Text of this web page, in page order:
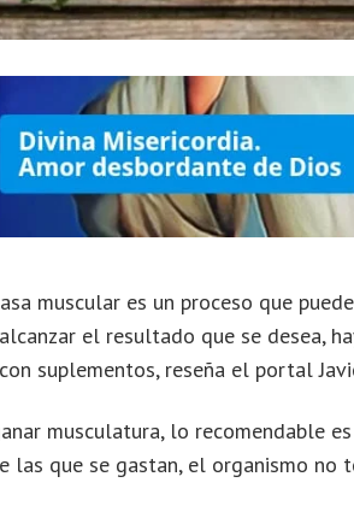
muscular es un proceso que
el resultado que se desea,
suplementos, reseña el portal
musculatura, lo recomendable
las que se gastan, el organismo